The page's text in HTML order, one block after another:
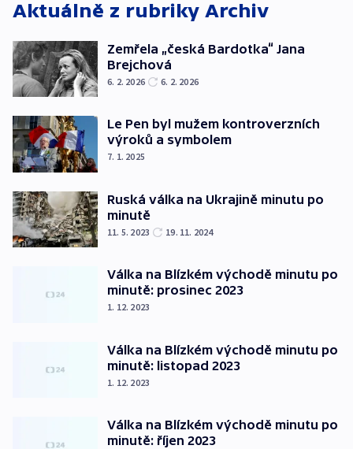
Aktuálně z rubriky Archiv
Zemřela „česká Bardotka“ Jana
Brejchová
6. 2. 2026 6. 2. 2026
Le Pen byl mužem kontroverzních
výroků a symbolem
7. 1. 2025
Ruská válka na Ukrajině minutu po
minutě
11. 5. 2023 19. 11. 2024
Válka na Blízkém východě minutu po
minutě: prosinec 2023
1. 12. 2023
Válka na Blízkém východě minutu po
minutě: listopad 2023
1. 12. 2023
Válka na Blízkém východě minutu po
minutě: říjen 2023